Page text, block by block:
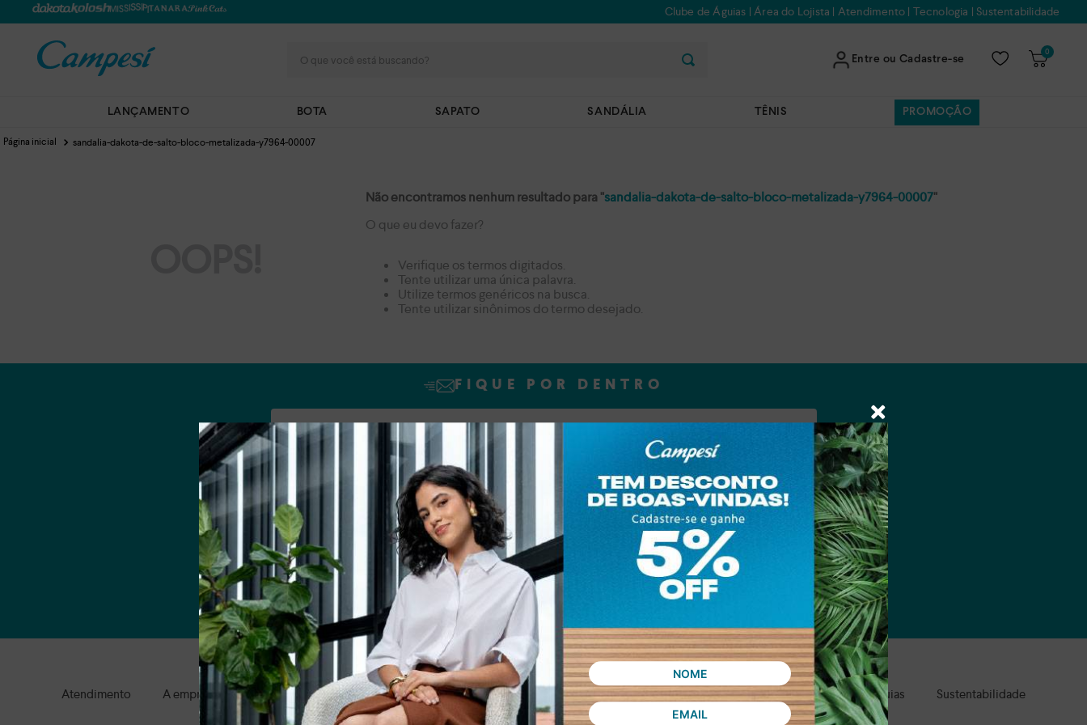
Clube de Águias |Área do Lojista | Atendimento| Tecnologia |Sustentabilidade
Entre ou Cadastre-se
0
LANÇAMENTO BOTA SAPATO SANDÁLIA TÊNIS PROMOÇÃO
sandalia-dakota-de-salto-bloco-metalizada-y7964-00007
Não encontramos nenhum resultado para "sandalia-dakota-de-salto-bloco-metalizada-y7964-00007"
O que eu devo fazer?
Verifique os termos digitados.
Tente utilizar uma única palavra.
Utilize termos genéricos na busca.
Tente utilizar sinônimos do termo desejado.
FIQUE POR DENTRO
Nome
Email
Ao clicar em ASSINAR declaro que concordo em receber novidades e promoções da Dakota e suas marcas.
Confira nossa Política de privacidade
ASSINAR
Atendimento A empresa Condições gerais de compra Política de privacidade Troca e Devolução Vale Presente Clube de Águias Sustentabilidade